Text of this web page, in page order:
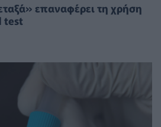
επαναφέρει τη χρήση
test